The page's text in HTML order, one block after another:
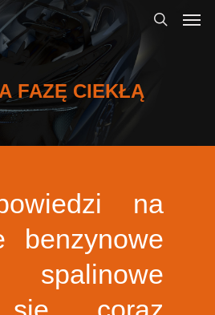
FAZĘ CIEKŁĄ
na
benzynowe